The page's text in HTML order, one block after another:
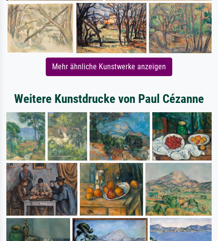
Mehr ähnliche Kunstwerke anzeigen
Weitere Kunstdrucke von Paul Cézanne